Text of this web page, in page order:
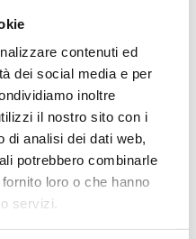
contenuti ed
dei social media e per
inoltre
il nostro sito con i
di analisi dei dati web,
potrebbero combinarle
loro o che hanno
servizi.
a squadra, attacco
con tappo
M30x1,5. Con
di esercizio : 95 °C
esercizio: 10 bar